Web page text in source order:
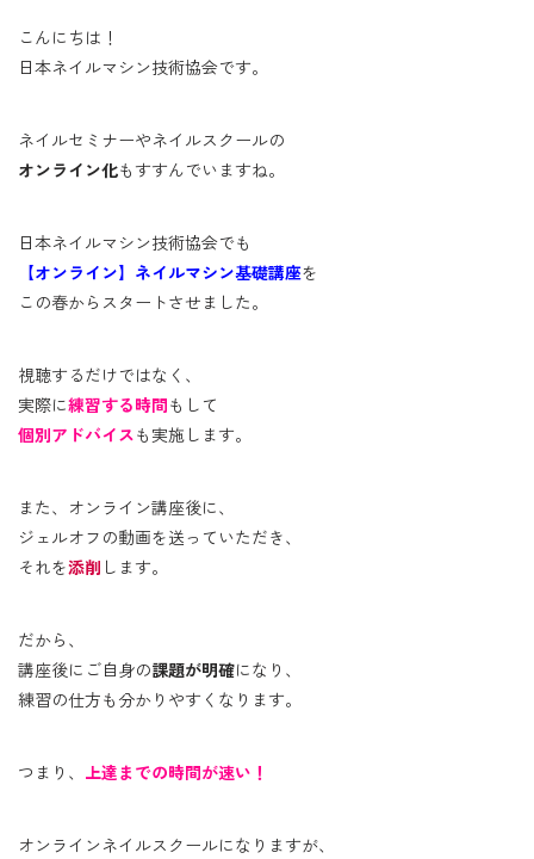
こんにちは！
日本ネイルマシン技術協会です。
ネイルセミナーやネイルスクールの
オンライン化もすすんでいますね。
日本ネイルマシン技術協会でも
【オンライン】ネイルマシン基礎講座を
この春からスタートさせました。
視聴するだけではなく、
実際に練習する時間もして
個別アドバイスも実施します。
また、オンライン講座後に、
ジェルオフの動画を送っていただき、
それを添削 します。
だから、
講座後にご自身の課題が明確になり、
練習の仕方も分かりやすくなります。
つまり、 上達までの時間が速い！
オンラインネイルスクールになりますが、